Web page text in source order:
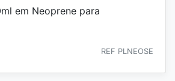
em Neoprene para
REF PLNEOSE